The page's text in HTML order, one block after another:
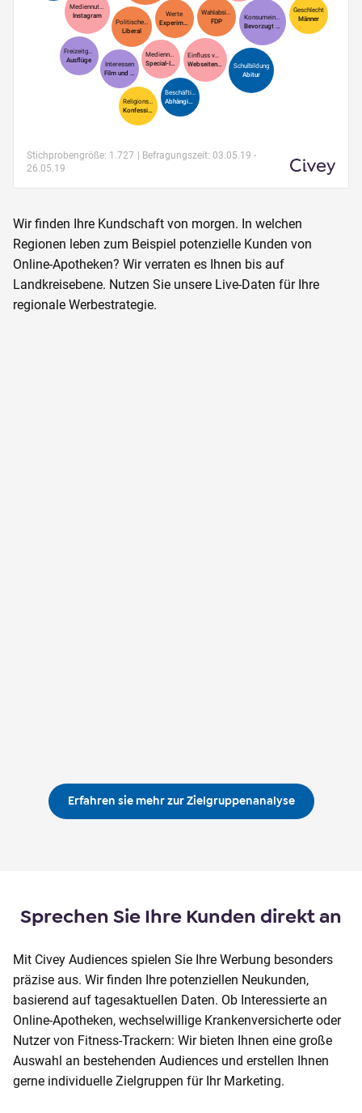
Wir finden Ihre Kundschaft von morgen. In welchen
Regionen leben zum Beispiel potenzielle Kunden von
Online-Apotheken? Wir verraten es Ihnen bis auf
Landkreisebene. Nutzen Sie unsere Live-Daten für Ihre
regionale Werbestrategie.
Erfahren sie mehr zur Zielgruppenanalyse
Sprechen Sie Ihre Kunden direkt an
Mit Civey Audiences spielen Sie Ihre Werbung besonders
präzise aus. Wir finden Ihre potenziellen Neukunden,
basierend auf tagesaktuellen Daten. Ob Interessierte an
Online-Apotheken, wechselwillige Krankenversicherte oder
Nutzer von Fitness-Trackern: Wir bieten Ihnen eine große
Auswahl an bestehenden Audiences und erstellen Ihnen
gerne individuelle Zielgruppen für Ihr Marketing.